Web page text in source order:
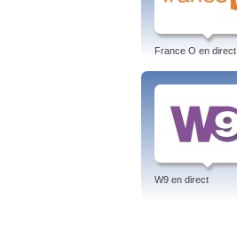
France O en direct
W9 en direct